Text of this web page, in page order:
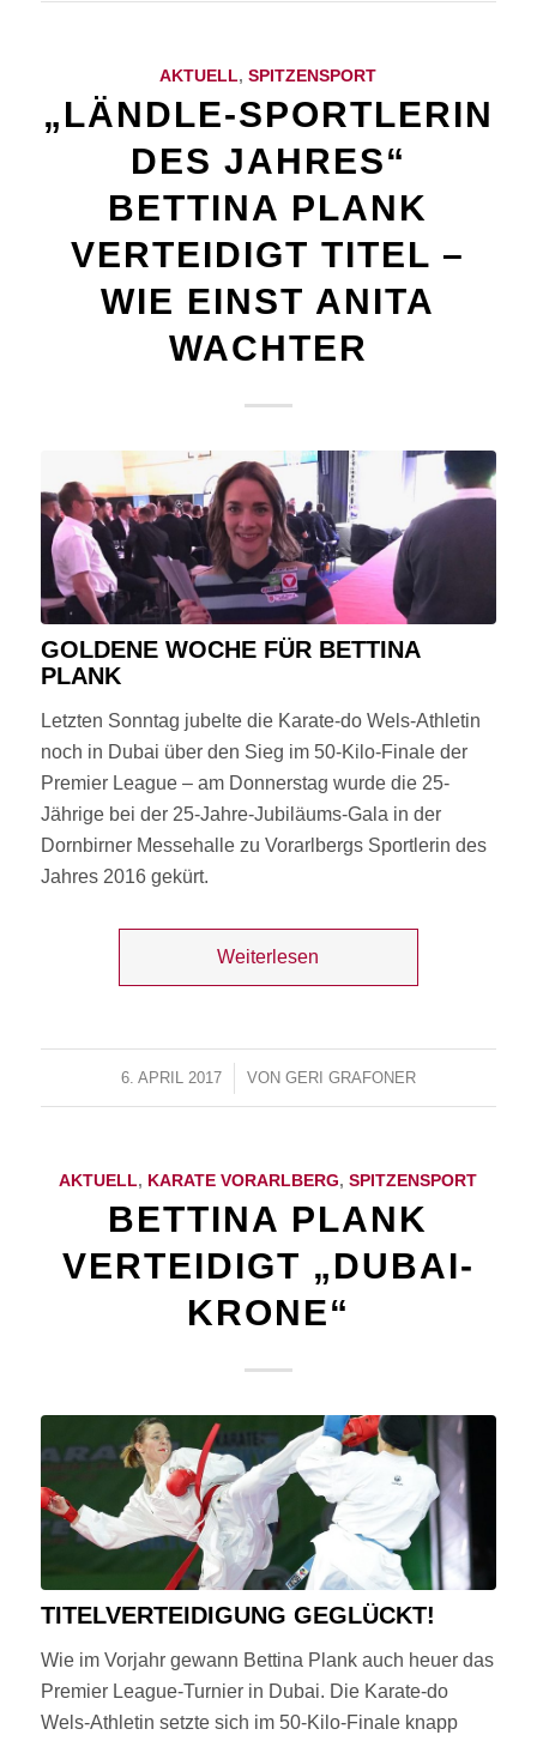
AKTUELL,SPITZENSPORT
„LÄNDLE-SPORTLERIN
DES JAHRES“
BETTINA PLANK
VERTEIDIGT TITEL –
WIE EINST ANITA
WACHTER
GOLDENE WOCHE FÜR BETTINA
PLANK
Letzten Sonntag jubelte die Karate-do Wels-Athletin
noch in Dubai über den Sieg im 50-Kilo-Finale der
Premier League – am Donnerstag wurde die 25-
Jährige bei der 25-Jahre-Jubiläums-Gala in der
Dornbirner Messehalle zu Vorarlbergs Sportlerin des
Jahres 2016 gekürt.
Weiterlesen
6. APRIL 2017
/ VON GERI GRAFONER
AKTUELL, KARATE VORARLBERG,SPITZENSPORT
BETTINA PLANK
VERTEIDIGT „DUBAI-
KRONE“
TITELVERTEIDIGUNG GEGLÜCKT!
Wie im Vorjahr gewann Bettina Plank auch heuer das
Premier League-Turnier in Dubai. Die Karate-do
Wels-Athletin setzte sich im 50-Kilo-Finale knapp